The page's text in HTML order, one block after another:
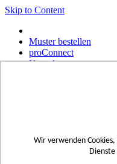
Wir verwenden
Skip to Content
Muster bestellen
proConnect
Kontakt
UK - Ireland